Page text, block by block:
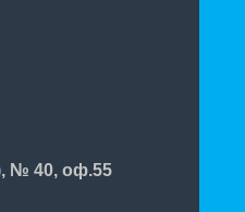
№ 40, оф.55